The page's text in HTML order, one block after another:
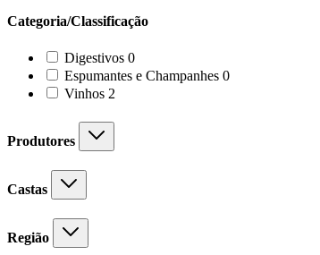
Categoria/Classificação
Digestivos 00
products
Espumantes e Champanhes 00
Vinhos 2
Produtores
Castas
Região